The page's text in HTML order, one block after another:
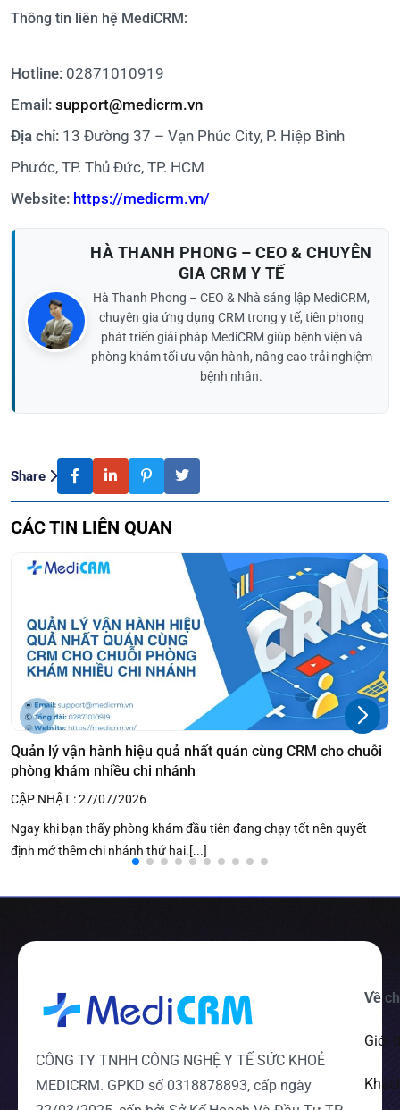
Thông tin liên hệ MediCRM:
Hotline: 02871010919
Email: support@medicrm.vn
Địa chỉ: 13 Đường 37 – Vạn Phúc City, P. Hiệp Bình
Phước, TP. Thủ Đức, TP. HCM
Website: https://medicrm.vn/
HÀ THANH PHONG – CEO & CHUYÊN
GIA CRM Y TẾ
Hà Thanh Phong – CEO & Nhà sáng lập MediCRM,
chuyên gia ứng dụng CRM trong y tế, tiên phong
phát triển giải pháp MediCRM giúp bệnh viện và
phòng khám tối ưu vận hành, nâng cao trải nghiệm
bệnh nhân.
Share
CÁC TIN LIÊN QUAN
Quản lý vận hành hiệu quả nhất quán cùng CRM cho chuỗi
phòng khám nhiều chi nhánh
CẬP NHẬT : 27/07/2026
Ngay khi bạn thấy phòng khám đầu tiên đang chạy tốt nên quyết
định mở thêm chi nhánh thứ hai.[...]
CÔNG TY TNHH CÔNG NGHỆ Y TẾ SỨC KHOẺ
MEDICRM. GPKD số 0318878893, cấp ngày
Về
Giới